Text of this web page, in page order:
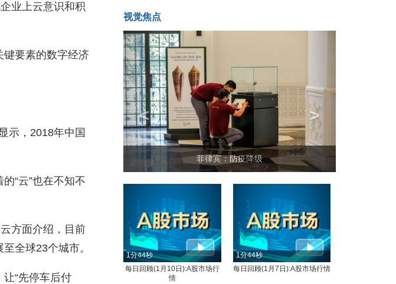
业上云意识和积
键要素的数字经济
示，2018年中国
“云”也在不知不
方面介绍，目前
全球23个城市。
“先停车后付
视觉焦点
菲律宾：防疫降级
< >
1分44秒
每日回顾(1月10日):A股市场行
情
1分44秒
每日回顾(1月7日):A股市场行情